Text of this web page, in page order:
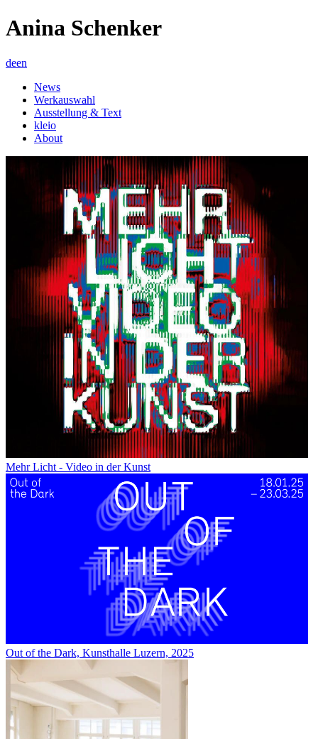
Anina Schenker
deen
News
Werkauswahl
Ausstellung & Text
kleio
About
Mehr Licht - Video in der Kunst
Out of the Dark, Kunsthalle Luzern, 2025